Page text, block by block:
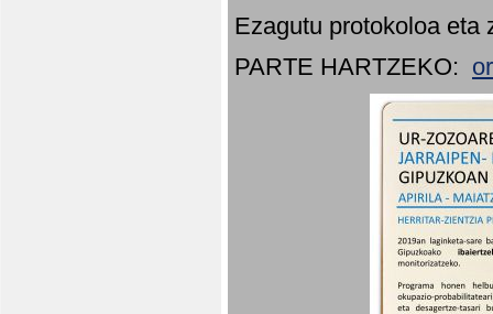
Ezagutu protokoloa eta
PARTE HARTZEKO: